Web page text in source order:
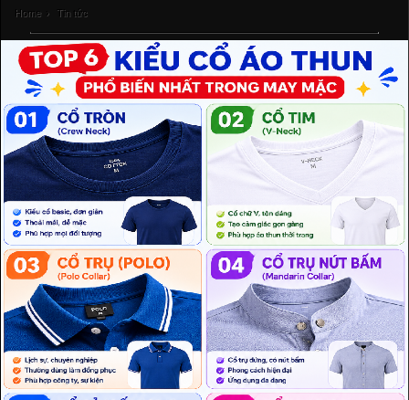
Home › Tin tức